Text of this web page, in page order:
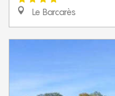
Le Barcarès